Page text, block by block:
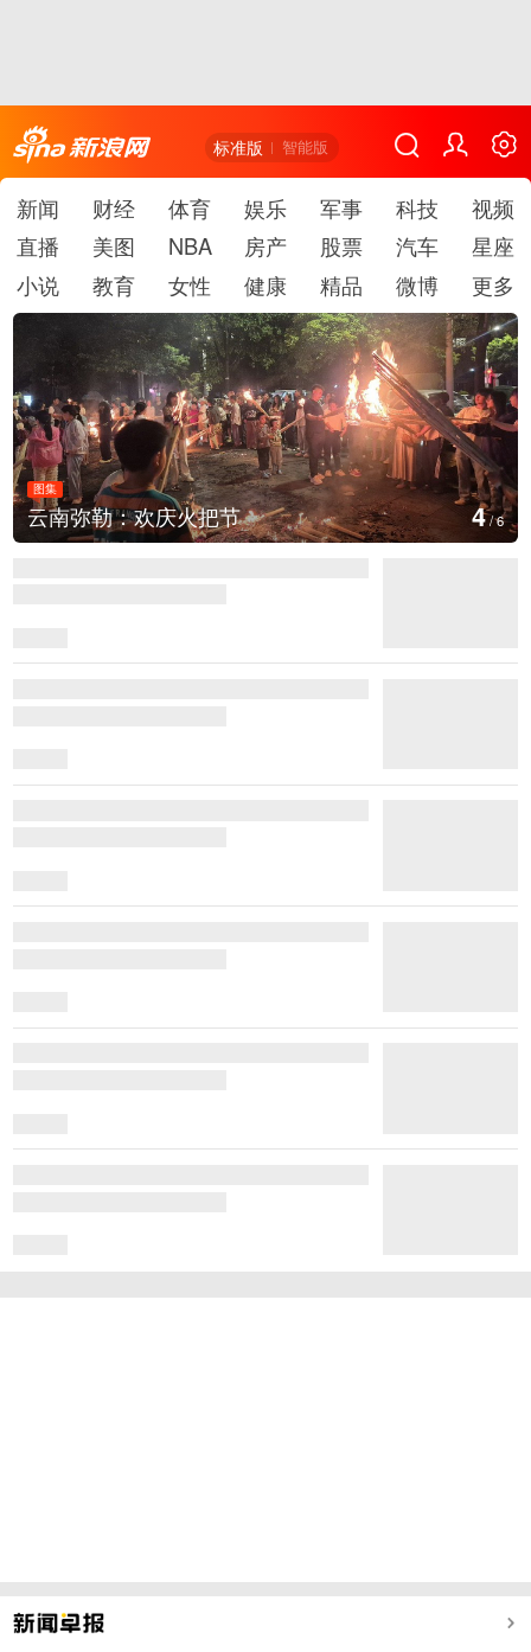
标准版 智能版
新闻 财经 体育 娱乐 军事 科技
视频
直播
美图 NBA 房产 股票 汽车
星座
小说
教育 女性 健康 精品 微博 更多
图集
云南弥勒：欢庆火把节 4/6